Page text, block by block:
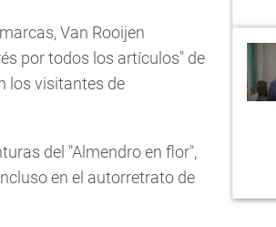
Van Rooijen
por todos los artículos" de
los visitantes de
del "Almendro en flor",
en el autorretrato de